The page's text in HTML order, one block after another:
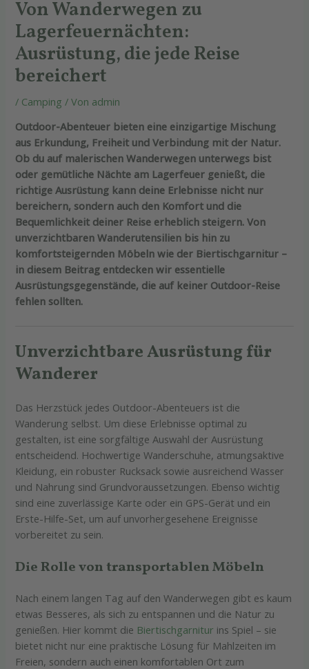
Von Wanderwegen zu
Lagerfeuernächten:
Ausrüstung, die jede Reise
bereichert
/ Camping / Von admin
Outdoor-Abenteuer bieten eine einzigartige Mischung
aus Erkundung, Freiheit und Verbindung mit der Natur.
Ob du auf malerischen Wanderwegen unterwegs bist
oder gemütliche Nächte am Lagerfeuer genießt, die
richtige Ausrüstung kann deine Erlebnisse nicht nur
bereichern, sondern auch den Komfort und die
Bequemlichkeit deiner Reise erheblich steigern. Von
unverzichtbaren Wanderutensilien bis hin zu
komfortsteigernden Möbeln wie der Biertischgarnitur –
in diesem Beitrag entdecken wir essentielle
Ausrüstungsgegenstände, die auf keiner Outdoor-Reise
fehlen sollten.
Unverzichtbare Ausrüstung für
Wanderer
Das Herzstück jedes Outdoor-Abenteuers ist die
Wanderung selbst. Um diese Erlebnisse optimal zu
gestalten, ist eine sorgfältige Auswahl der Ausrüstung
entscheidend. Hochwertige Wanderschuhe, atmungsaktive
Kleidung, ein robuster Rucksack sowie ausreichend Wasser
und Nahrung sind Grundvoraussetzungen. Ebenso wichtig
sind eine zuverlässige Karte oder ein GPS-Gerät und ein
Erste-Hilfe-Set, um auf unvorhergesehene Ereignisse
vorbereitet zu sein.
Die Rolle von transportablen Möbeln
Nach einem langen Tag auf den Wanderwegen gibt es kaum
etwas Besseres, als sich zu entspannen und die Natur zu
genießen. Hier kommt die Biertischgarnitur ins Spiel – sie
bietet nicht nur eine praktische Lösung für Mahlzeiten im
Freien, sondern auch einen komfortablen Ort zum